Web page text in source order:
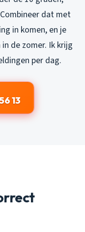
dat met
in komen, en je
de zomer. Ik krijg
per dag.
13